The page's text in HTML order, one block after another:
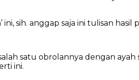
sih. anggap saja ini tulisan hasil
satu obrolannya dengan
ini.